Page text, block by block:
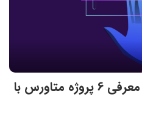
بهترین ارزهای متاورس : معرفی 6 پروژه متاورس با